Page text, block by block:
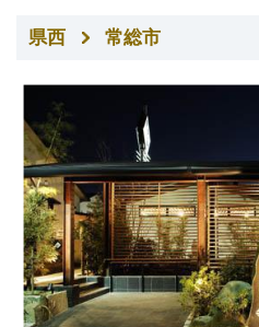
県西 常総市